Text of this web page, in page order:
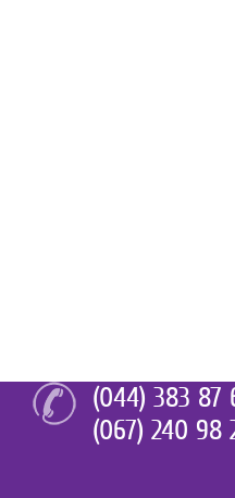
(044) 383 87
(067) 240 98